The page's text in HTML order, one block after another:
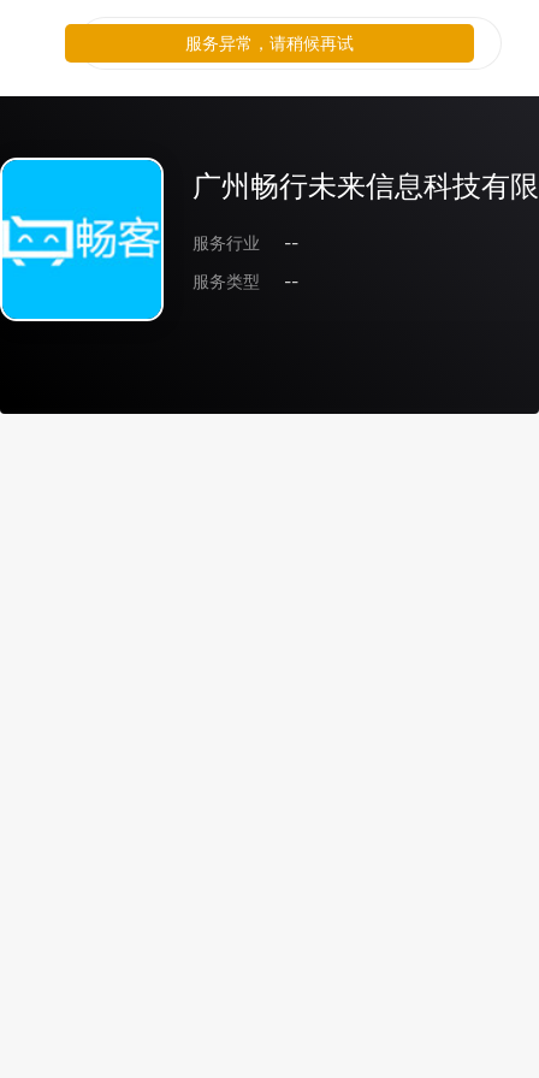
广州畅行未来信息科技有
服务行业
--
服务类型
--
服务异常，请稍候再试